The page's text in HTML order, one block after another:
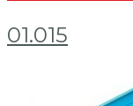
01.015